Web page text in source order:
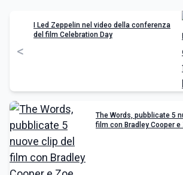
<
I Led Zeppelin nel video della conferenza
del film Celebration Day
The Words, pubblicate 5
film con Bradley Cooper